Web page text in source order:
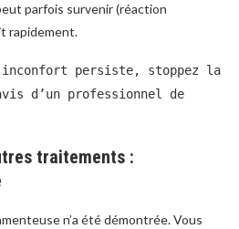
parfois survenir (réaction
rapidement.
persiste, stoppez la
d’un professionnel de
traitements :
n’a été démontrée. Vous